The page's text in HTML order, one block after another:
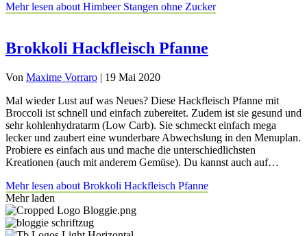
Mehr lesen about Himbeer Stangen ohne Zucker
Brokkoli Hackfleisch Pfanne
Von Maxime Vorraro | 19 Mai 2020
Mal wieder Lust auf was Neues? Diese Hackfleisch Pfanne mit
Broccoli ist schnell und einfach zubereitet. Zudem ist sie gesund und
sehr kohlenhydratarm (Low Carb). Sie schmeckt einfach mega
lecker und zaubert eine wunderbare Abwechslung in den Menuplan.
Probiere es einfach aus und mache die unterschiedlichsten
Kreationen (auch mit anderem Gemüse). Du kannst auch auf…
Mehr lesen about Brokkoli Hackfleisch Pfanne
Mehr laden